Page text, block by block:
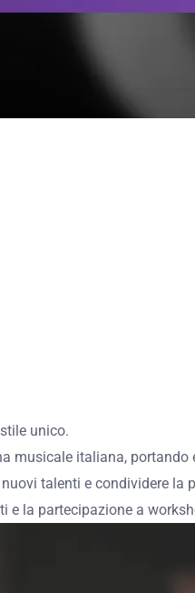
unico.
musicale italiana,
talenti e condividere la
la partecipazione a